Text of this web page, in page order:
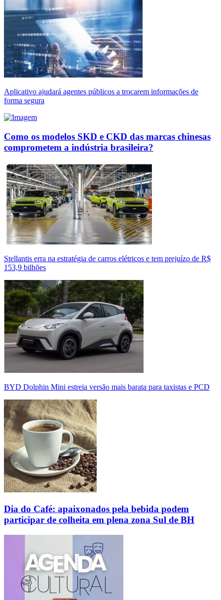
Aplicativo ajudará agentes públicos a trocarem informações de
forma segura
Como os modelos SKD e CKD das marcas chinesas
comprometem a indústria brasileira?
Stellantis erra na estratégia de carros elétricos e tem prejuízo de R$
153,9 bilhões
BYD Dolphin Mini estreia versão mais barata para taxistas e PCD
Dia do Café: apaixonados pela bebida podem
participar de colheita em plena zona Sul de BH